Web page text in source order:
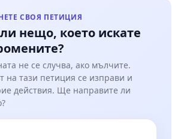
СВОЯ ПЕТИЦИЯ
нещо, което искате
не се случва, ако мълчите.
на тази петиция се изправи и
действия. Ще направите ли